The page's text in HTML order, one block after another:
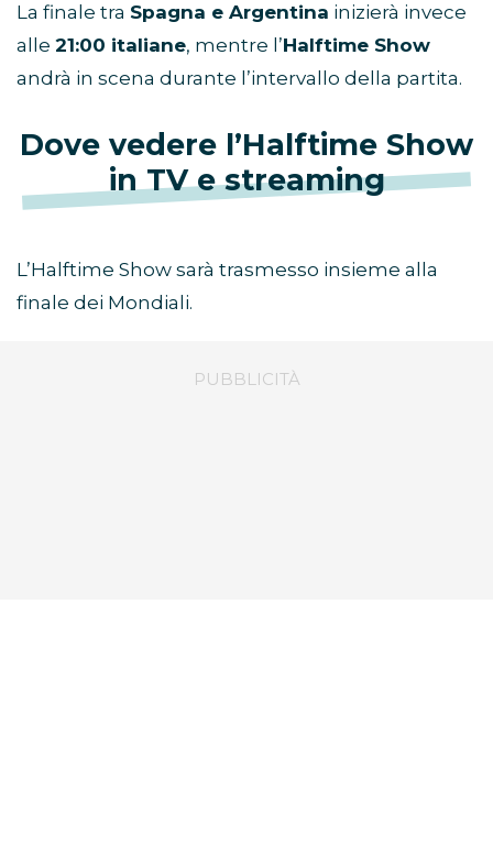
La finale tra Spagna e Argentina inizierà invece
alle 21:00 italiane, mentre l’Halftime Show
andrà in scena durante l’intervallo della partita.
Dove vedere l’Halftime Show
in TV e streaming
L’Halftime Show sarà trasmesso insieme alla
finale dei Mondiali.